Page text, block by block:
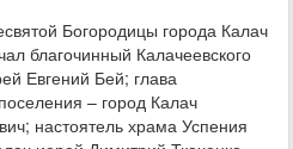
Богородицы города Калач
благочинный Калачеевского
Евгений Бей; глава
– город Калач
настоятель храма Успения